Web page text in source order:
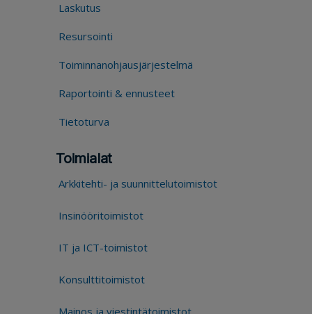
Laskutus
Resursointi
Toiminnanohjausjärjestelmä
Raportointi & ennusteet
Tietoturva
Toimialat
Arkkitehti- ja suunnittelutoimistot
Insinööritoimistot
IT ja ICT-toimistot
Konsulttitoimistot